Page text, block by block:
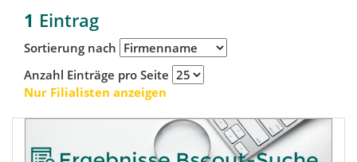
1 Eintrag
Sortierung nach
Anzahl Einträge pro Seite
Nur Filialisten anzeigen